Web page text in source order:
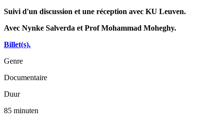
Suivi d'un discussion et une réception avec KU Leuven.
Avec Nynke Salverda et Prof Mohammad Moheghy.
Billet(s).
Genre
Documentaire
Duur
85 minuten